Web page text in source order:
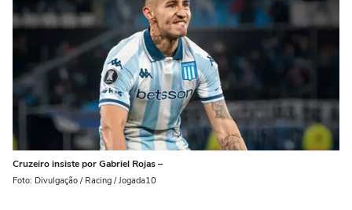
Cruzeiro insiste por Gabriel Rojas –
Foto: Divulgação / Racing / Jogada10